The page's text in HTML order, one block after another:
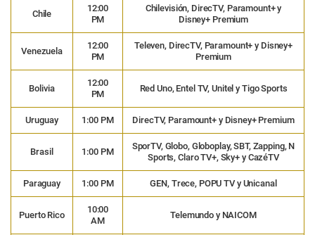
Chile
12:00
PM
Chilevisión, DirecTV, Paramount+ y
Disney+ Premium
Venezuela
12:00
PM
Televen, DirecTV, Paramount+ y Disney+
Premium
Bolivia
12:00
PM
Red Uno, Entel TV, Unitel y Tigo Sports
Uruguay 1:00 PM DirecTV, Paramount+ y Disney+ Premium
Brasil 1:00 PM
SporTV, Globo, Globoplay, SBT, Zapping, N
Sports, Claro TV+, Sky+ y CazéTV
Paraguay 1:00 PM GEN, Trece, POPU TV y Unicanal
Puerto Rico
10:00
AM
Telemundo y NAICOM